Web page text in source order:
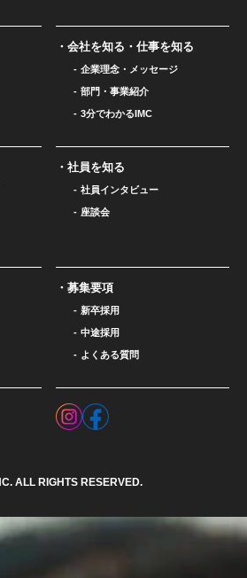
会社を知る・仕事を知る
企業理念・メッセージ
部門・事業紹介
3分でわかるIMC
社員を知る
社員インタビュー
座談会
募集要項
新卒採用
中途採用
よくある質問
ALL RIGHTS RESERVED.